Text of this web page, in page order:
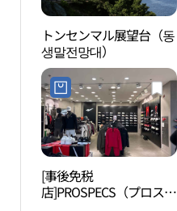
トンセンマル展望台（동
생말전망대）
[事後免税
店]PROSPECS（プロスペ